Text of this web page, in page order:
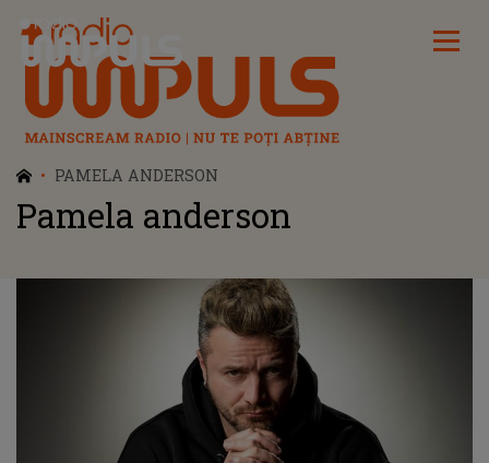
Radio Impuls
PAMELA ANDERSON
Pamela anderson